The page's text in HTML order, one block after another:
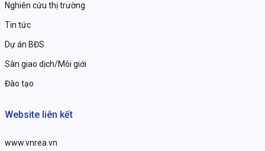
Nghiên cứu thị trường
Tin tức
Dự án BĐS
Sàn giao dịch/Môi giới
Đào tạo
Website liên kết
www.vnrea.vn